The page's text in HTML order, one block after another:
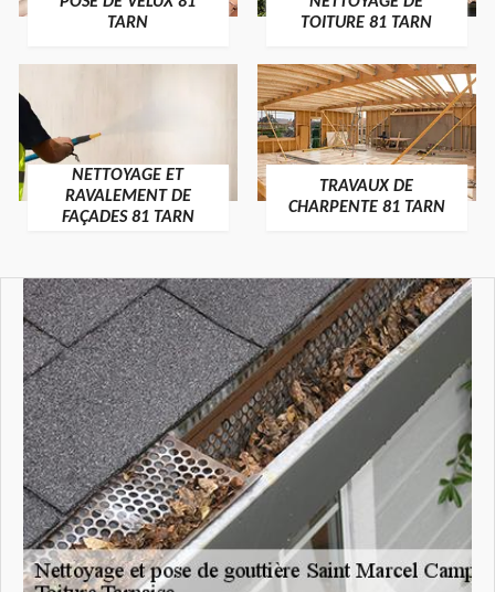
TARN
TOITURE 81 TARN
NETTOYAGE ET
RAVALEMENT DE
FAÇADES 81 TARN
TRAVAUX DE
CHARPENTE 81 TARN